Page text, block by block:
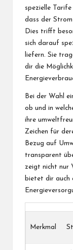
spezielle
dass der
Dies trifft
sich darauf
liefern. Sie
dir die
Bei der Wahl
ob und in
ihre
Zeichen für
Bezug auf
transparent
zeigt nicht nur
bietet dir auch
Merkmal